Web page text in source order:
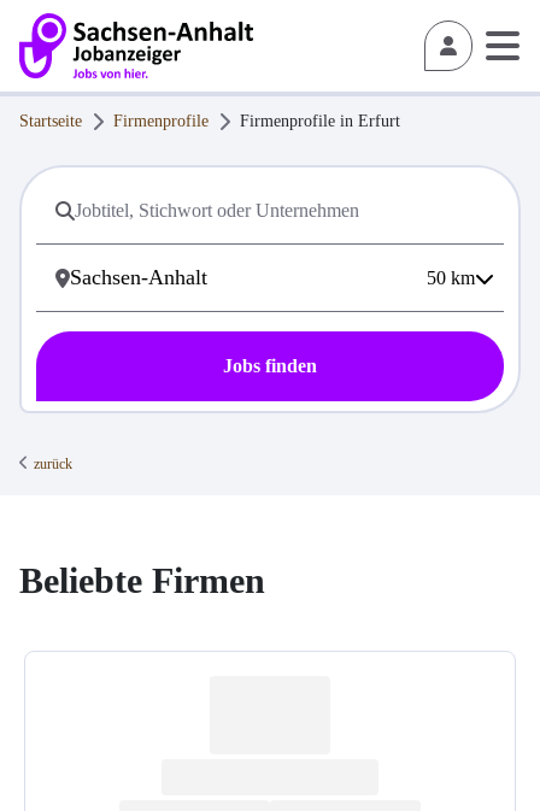
Startseite Firmenprofile Firmenprofile in Erfurt
50 km
Jobs finden
zurück
Beliebte Firmen